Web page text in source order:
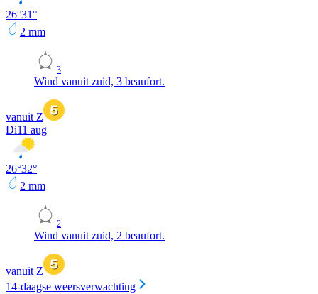
26°31°
2 mm
3
Wind vanuit zuid, 3 beaufort.
vanuit Z
Di11 aug
26°32°
2 mm
2
Wind vanuit zuid, 2 beaufort.
vanuit Z
14-daagse weersverwachting